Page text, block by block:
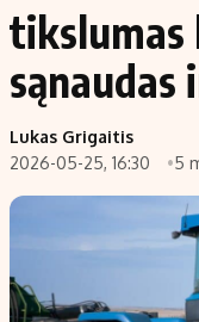
tikslumas
sąnaudas
Lukas Grigaitis
2026-05-25, 16:30
5